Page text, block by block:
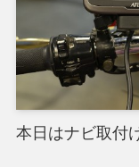
本日はナビ取付